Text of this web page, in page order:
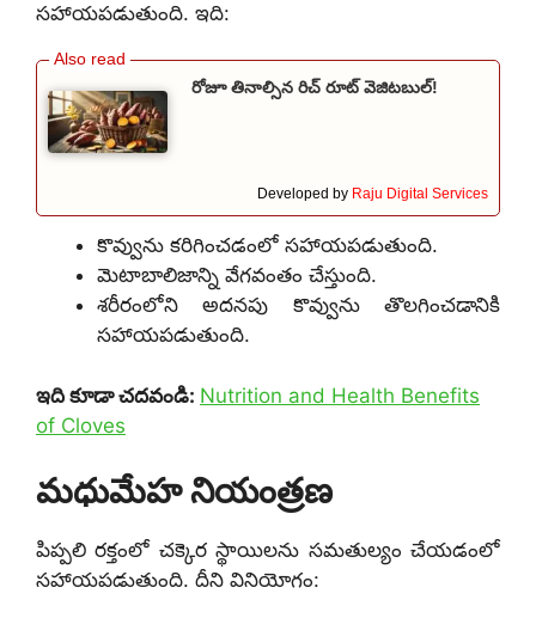
సహాయపడుతుంది. ఇది:
రోజూ తినాల్సిన రిచ్ రూట్ వెజిటబుల్!
Developed by Raju Digital Services
కొవ్వును కరిగించడంలో సహాయపడుతుంది.
మెటాబాలిజాన్ని వేగవంతం చేస్తుంది.
శరీరంలోని అదనపు కొవ్వును తొలగించడానికి
సహాయపడుతుంది.
ఇది కూడా చదవండి: Nutrition and Health Benefits
of Cloves
మధుమేహ నియంత్రణ
పిప్పలి రక్తంలో చక్కెర స్థాయిలను సమతుల్యం చేయడంలో
సహాయపడుతుంది. దీని వినియోగం: